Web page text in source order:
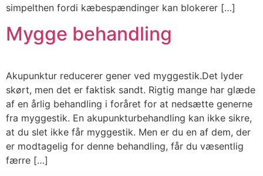
simpelthen fordi kæbespændinger kan blokerer […]
Mygge behandling
Akupunktur reducerer gener ved myggestik.Det lyder
skørt, men det er faktisk sandt. Rigtig mange har glæde
af en årlig behandling i foråret for at nedsætte generne
fra myggestik. En akupunkturbehandling kan ikke sikre,
at du slet ikke får myggestik. Men er du en af dem, der
er modtagelig for denne behandling, får du væsentlig
færre […]